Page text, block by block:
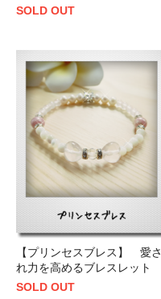
SOLD OUT
【プリンセスブレス】 愛さ
れ力を高めるブレスレット
SOLD OUT